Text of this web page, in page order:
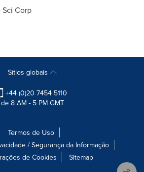
Sci Corp
Sítios globais
+44 (0)20 7454 5110
de 8 AM - 5 PM GMT
Termos de Uso
/ Segurança da Informação
de Cookies
Sitemap